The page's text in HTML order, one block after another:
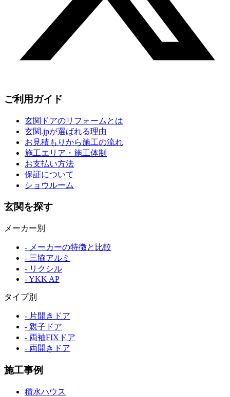
ご利用ガイド
玄関ドアのリフォームとは
玄関.jpが選ばれる理由
お見積もりから施工の流れ
施工エリア・施工体制
お支払い方法
保証について
ショウルーム
玄関を探す
メーカー別
- メーカーの特徴と比較
- 三協アルミ
- リクシル
- YKK AP
タイプ別
- 片開きドア
- 親子ドア
- 両袖FIXドア
- 両開きドア
施工事例
積水ハウス